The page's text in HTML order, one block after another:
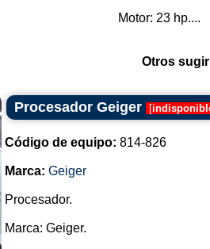
Motor: 23 hp....
Otros
Procesador Geiger [
Código de equipo: 814-826
Marca: Geiger
Procesador.
Marca: Geiger.